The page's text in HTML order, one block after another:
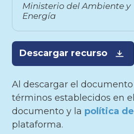
Ministerio del Ambiente y
Energía
Descargar recurso
Al descargar el
términos establecidos en
documento y la política
plataforma.